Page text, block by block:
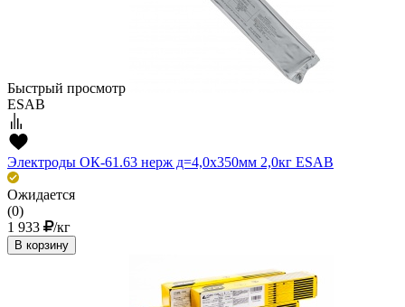
Быстрый просмотр
ESAB
Электроды ОК-61.63 нерж д=4,0х350мм 2,0кг ESAB
Ожидается
(0)
1 933
/кг
В корзину